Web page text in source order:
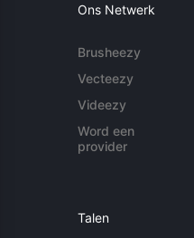
Ons Netwerk
Brusheezy
Vecteezy
Videezy
Word een
provider
Talen